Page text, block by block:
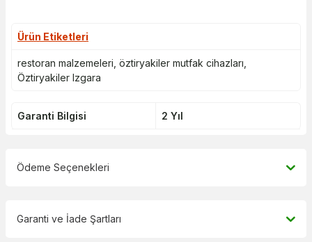
Ürün Etiketleri
restoran malzemeleri öztiryakiler mutfak cihazları
Öztiryakiler Izgara
Garanti Bilgisi 2 Yıl
Ödeme Seçenekleri
Garanti ve İade Şartları